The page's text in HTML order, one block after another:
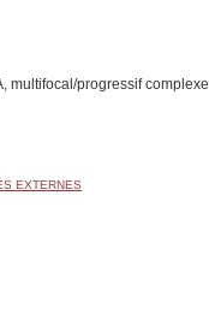
multifocal/progressif complexe
EXTERNES